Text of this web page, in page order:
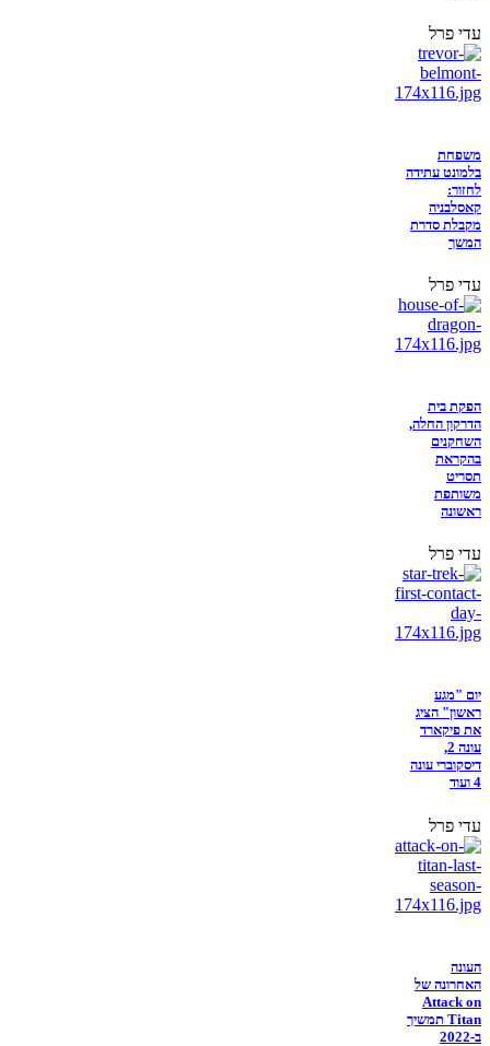
עדי פרל
משפחת
בלמונט עתידה
לחזור:
קאסלבניה
מקבלת סדרת
המשך
עדי פרל
הפקת בית
הדרקון החלה,
השחקנים
בהקראת
תסריט
משותפת
ראשונה
עדי פרל
יום "מגע
ראשון" הציג
את פיקארד
עונה 2,
דיסקוברי עונה
4 ועוד
עדי פרל
העונה
האחרונה של
Attack on
Titan תמשיך
ב-2022